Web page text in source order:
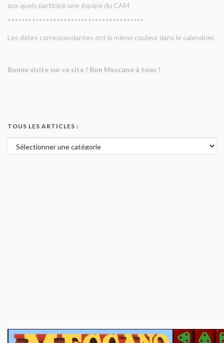
aux quels participe une équipe du CAM
***************************************
Les dates correspondantes ont la même couleur dans le calendrier.
Bonne visite sur ce site ! Bon Meccano à tous !
TOUS LES ARTICLES :
Tous les articles :